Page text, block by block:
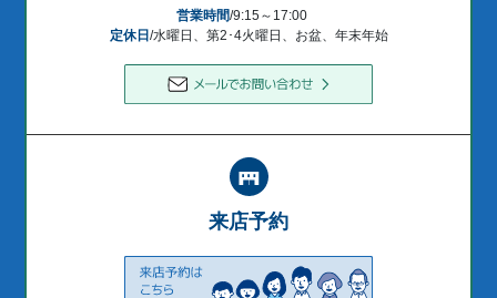
営業時間/9:15～17:00
定休日 /水曜日、第2･4火曜日、お盆、年末年始
来店予約